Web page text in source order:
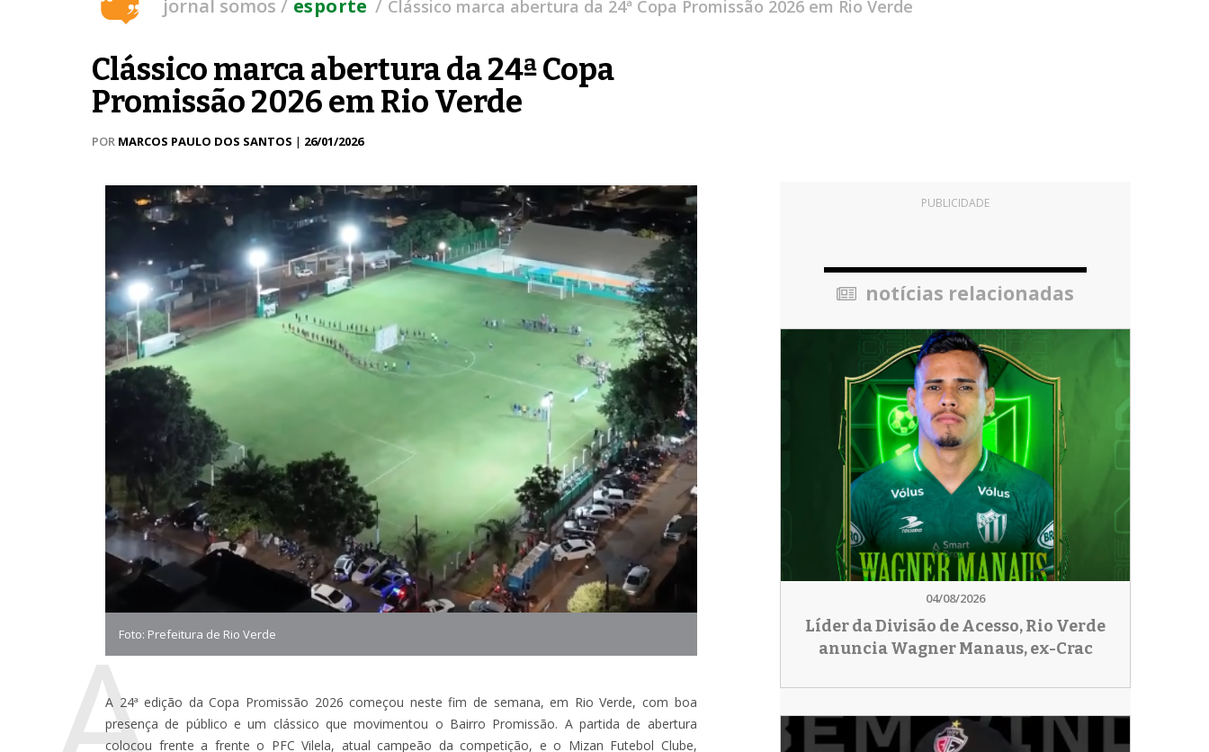
jornal somos esporte Clássico marca abertura da 24ª Copa Promissão 2026 em Rio Verde
Clássico marca abertura da 24ª Copa
Promissão 2026 em Rio Verde
POR MARCOS PAULO DOS SANTOS | 26/01/2026
Foto: Prefeitura de Rio Verde
A 24ª edição da Copa Promissão 2026 começou neste fim de semana, em Rio Verde, com boa
presença de público e um clássico que movimentou o Bairro Promissão. A partida de abertura
colocou frente a frente o PFC Vilela, atual campeão da competição, e o Mizan Futebol Clube,
PUBLICIDADE
notícias relacionadas
04/08/2026
Líder da Divisão de Acesso, Rio Verde
anuncia Wagner Manaus, ex-Crac